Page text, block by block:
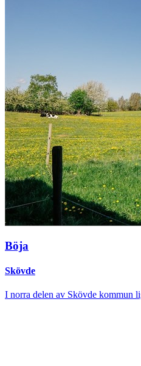
Böja
Skövde
I norra delen av Skövde kommun